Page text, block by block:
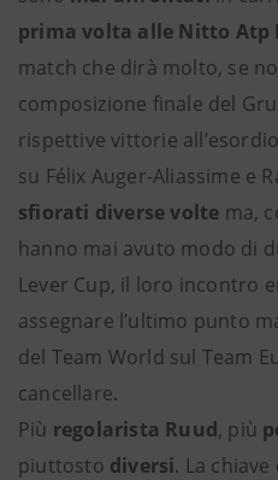
prima volta alle Nitto Atp
match che dirà molto, se
composizione finale del
rispettive vittorie
su Félix Auger-Aliassime e
sfiorati diverse volte ma,
hanno mai avuto modo di
Lever Cup, il loro incontro
assegnare l’ultimo punto
del Team World sul Team
cancellare.
Più regolarista Ruud, più
piuttosto diversi. La